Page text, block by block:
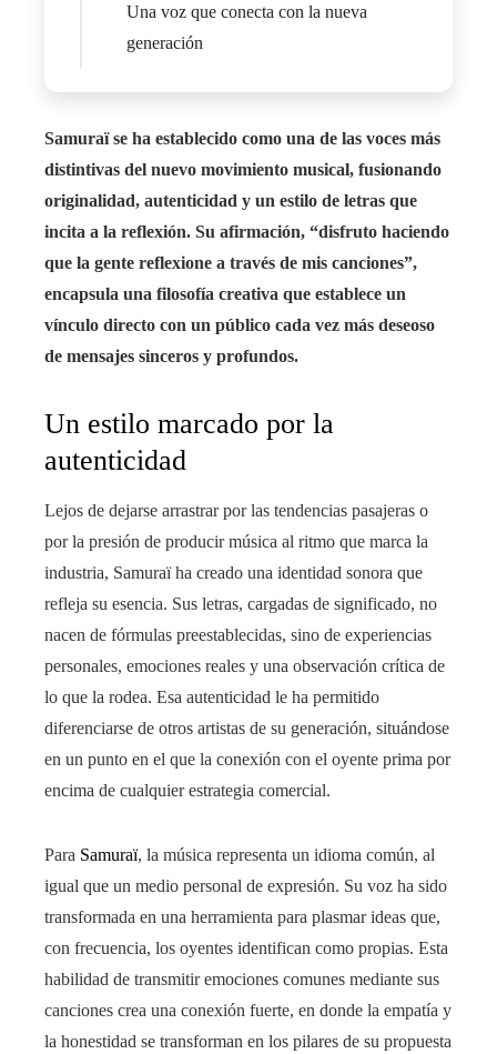
Una voz que conecta con la nueva
generación
Samuraï se ha establecido como una de las voces más
distintivas del nuevo movimiento musical, fusionando
originalidad, autenticidad y un estilo de letras que
incita a la reflexión. Su afirmación, “disfruto haciendo
que la gente reflexione a través de mis canciones”,
encapsula una filosofía creativa que establece un
vínculo directo con un público cada vez más deseoso
de mensajes sinceros y profundos.
Un estilo marcado por la
autenticidad
Lejos de dejarse arrastrar por las tendencias pasajeras o
por la presión de producir música al ritmo que marca la
industria, Samuraï ha creado una identidad sonora que
refleja su esencia. Sus letras, cargadas de significado, no
nacen de fórmulas preestablecidas, sino de experiencias
personales, emociones reales y una observación crítica de
lo que la rodea. Esa autenticidad le ha permitido
diferenciarse de otros artistas de su generación, situándose
en un punto en el que la conexión con el oyente prima por
encima de cualquier estrategia comercial.
Para Samuraï, la música representa un idioma común, al
igual que un medio personal de expresión. Su voz ha sido
transformada en una herramienta para plasmar ideas que,
con frecuencia, los oyentes identifican como propias. Esta
habilidad de transmitir emociones comunes mediante sus
canciones crea una conexión fuerte, en donde la empatía y
la honestidad se transforman en los pilares de su propuesta